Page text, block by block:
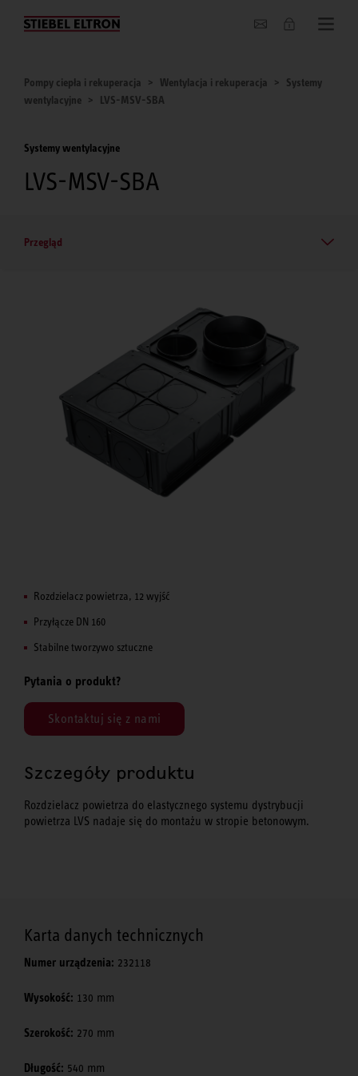
O nas
Pompy ciepła i rekuperacja Wentylacja i rekuperacja
Systemy
wentylacyjne
LVS-MSV-SBA
Systemy wentylacyjne
LVS-MSV-SBA
Przegląd
Rozdzielacz powietrza, 12 wyjść
Przyłącze DN 160
Stabilne tworzywo sztuczne
Pytania o produkt?
Skontaktuj się z nami
Szczegóły produktu
Rozdzielacz powietrza do elastycznego systemu dystrybucji
powietrza LVS nadaje się do montażu w stropie betonowym.
Karta danych technicznych
Numer urządzenia: 232118
Wysokość: 130 mm
Szerokość: 270 mm
Długość: 540 mm